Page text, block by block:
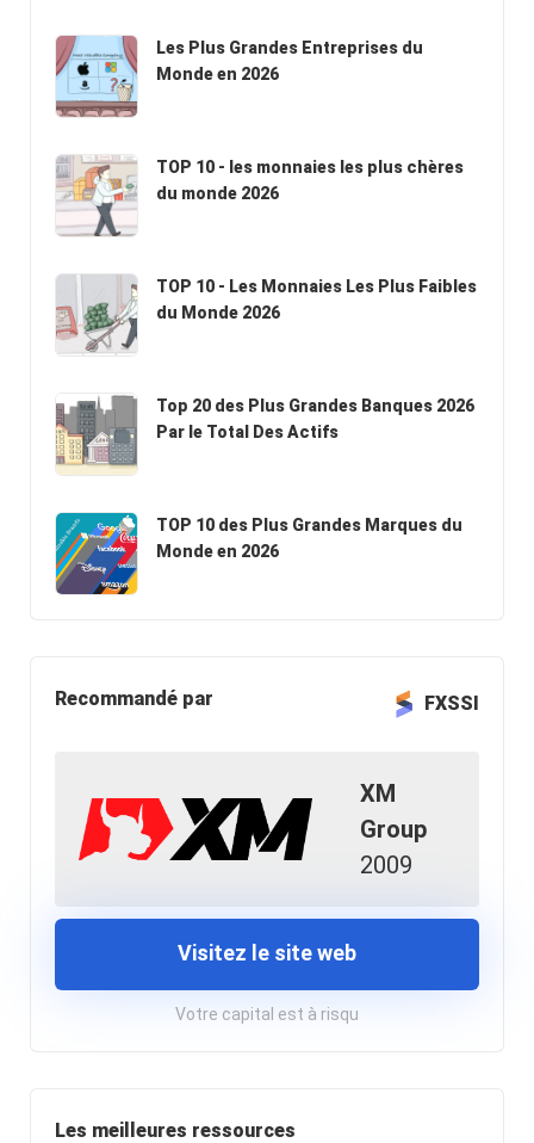
Les Plus Grandes Entreprises du
Monde en 2026
TOP 10 - les monnaies les plus chères
du monde 2026
TOP 10 - Les Monnaies Les Plus Faibles
du Monde 2026
Top 20 des Plus Grandes Banques 2026
Par le Total Des Actifs
TOP 10 des Plus Grandes Marques du
Monde en 2026
Recommandé par FXSSI
XM
Group
2009
Visitez le site web
Votre capital est à risqu
Les meilleures ressources